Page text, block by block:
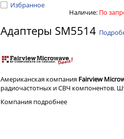
Избранное
Наличие: По
Адаптеры SM5514
Американская компания Fairview
радиочастотных и СВЧ компонентов.
Компания подробнее